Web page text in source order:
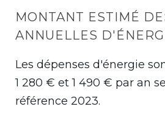
MONTANT ESTIMÉ
ANNUELLES
Les dépenses d'énergie
1 280 € et 1 490 € par an
référence 2023.